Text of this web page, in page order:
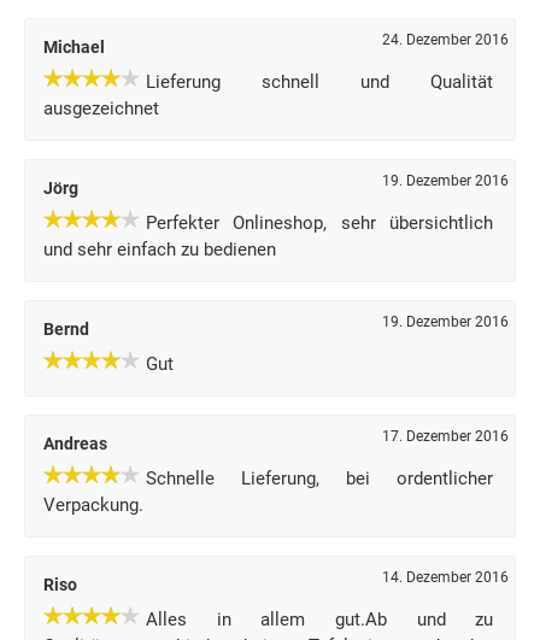
Michael 24. Dezember 2016
Lieferung schnell und Qualität
ausgezeichnet
Jörg 19. Dezember 2016
Perfekter Onlineshop, sehr übersichtlich
und sehr einfach zu bedienen
Bernd 19. Dezember 2016
Gut
Andreas 17. Dezember 2016
Schnelle Lieferung, bei ordentlicher
Verpackung.
Riso 14. Dezember 2016
Alles in allem gut.Ab und zu